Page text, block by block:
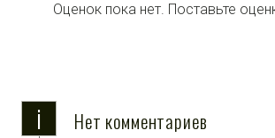
Оценок пока нет. Поставьте
i Нет комментариев